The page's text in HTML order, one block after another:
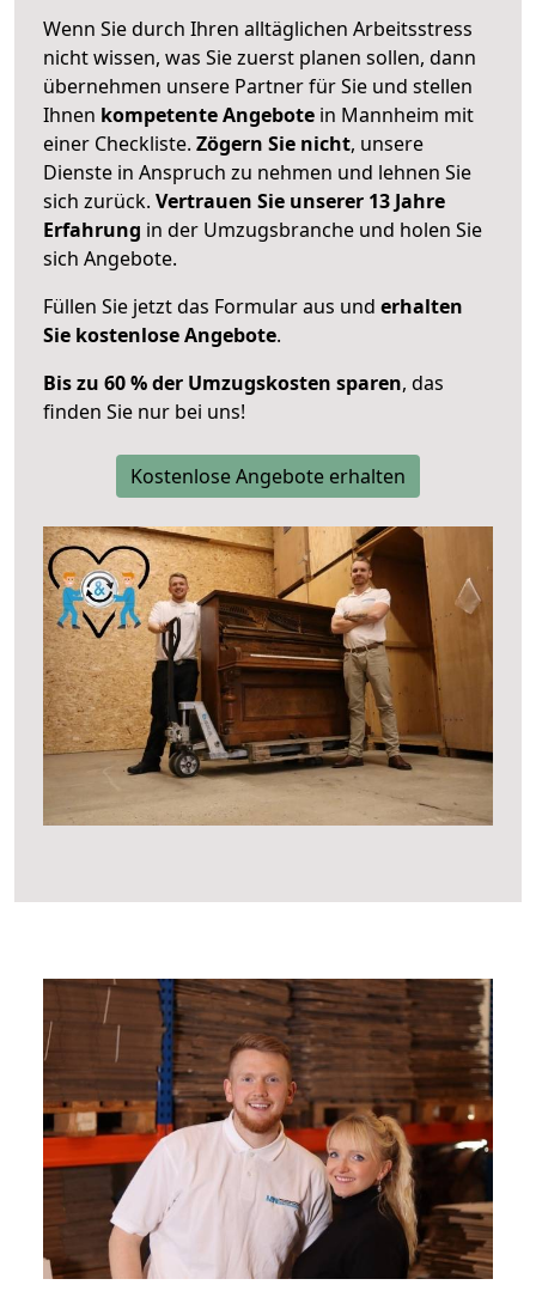
Wenn Sie durch Ihren alltäglichen Arbeitsstress
nicht wissen, was Sie zuerst planen sollen, dann
übernehmen unsere Partner für Sie und stellen
Ihnen kompetente Angebote in Mannheim mit
einer Checkliste. Zögern Sie nicht, unsere
Dienste in Anspruch zu nehmen und lehnen Sie
sich zurück. Vertrauen Sie unserer 13 Jahre
Erfahrung in der Umzugsbranche und holen Sie
sich Angebote.
Füllen Sie jetzt das Formular aus und erhalten
Sie kostenlose Angebote.
Bis zu 60 % der Umzugskosten sparen, das
finden Sie nur bei uns!
Kostenlose Angebote erhalten